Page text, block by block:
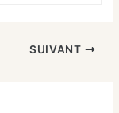
SUIVANT